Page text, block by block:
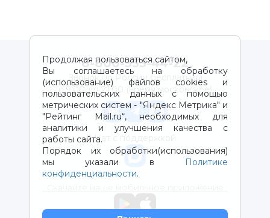
Продолжая пользоваться сайтом,
Вы соглашаетесь на обработку
(использование) файлов cookies и
пользовательских данных с помощью
метрических систем - "Яндекс Метрика" и
"Рейтинг Mail.ru“, необходимых для
аналитики и улучшения качества с
работы сайта.
Порядок их обработки(использования)
мы указали в
Политике
конфиденциальности.
8-800-333-44-22
Звонок по России бесплатный
с 9:00 до 21:00 (время московское)
Чат с поддержкой